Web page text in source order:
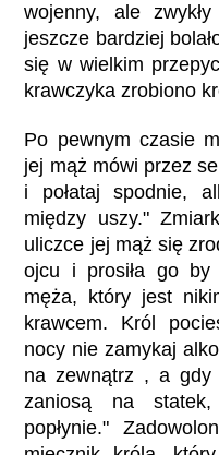
wojenny, ale
jeszcze bardziej
się w wielkim
krawczyka zrobiono
Po pewnym czasie
jej mąż mówi przez
i połataj spodnie,
między uszy."
uliczce jej mąż się
ojcu i prosiła go by
męża, który jest
krawcem. Król
nocy nie zamykaj
na zewnątrz , a gdy
zaniosą na
popłynie."